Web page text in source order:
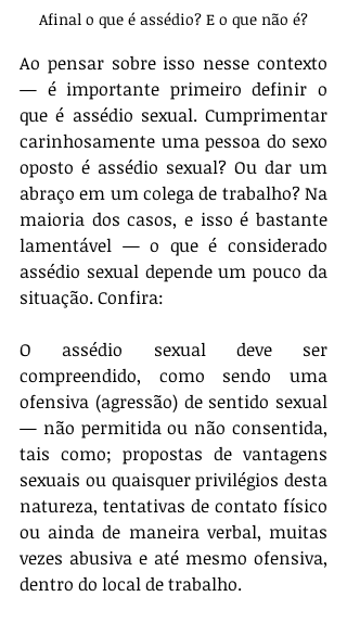
Afinal o que é assédio? E o que não é?
Ao pensar sobre isso nesse contexto
— é importante primeiro definir o
que é assédio sexual. Cumprimentar
carinhosamente uma pessoa do sexo
oposto é assédio sexual? Ou dar um
abraço em um colega de trabalho? Na
maioria dos casos, e isso é bastante
lamentável — o que é considerado
assédio sexual depende um pouco da
situação. Confira:
O assédio sexual deve ser
compreendido, como sendo uma
ofensiva (agressão) de sentido sexual
— não permitida ou não consentida,
tais como; propostas de vantagens
sexuais ou quaisquer privilégios desta
natureza, tentativas de contato físico
ou ainda de maneira verbal, muitas
vezes abusiva e até mesmo ofensiva,
dentro do local de trabalho.